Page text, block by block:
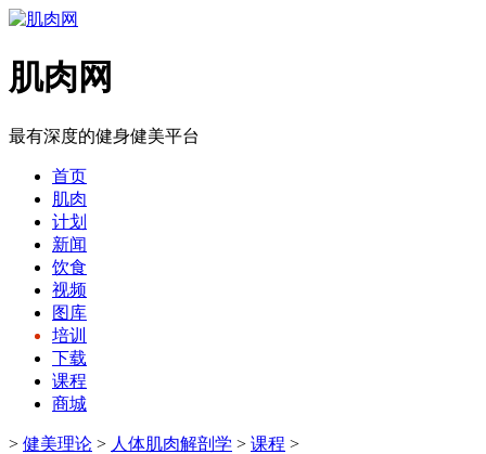
肌肉网
最有深度的健身健美平台
首页
肌肉
计划
新闻
饮食
视频
图库
培训
下载
课程
商城
> 健美理论 > 人体肌肉解剖学 > 课程 >